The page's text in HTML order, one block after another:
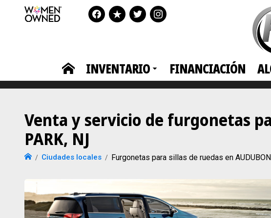
INVENTARIO FINANCIACIÓN
Venta y servicio de furgonetas
PARK, NJ
Ciudades locales Furgonetas para sillas de ruedas en